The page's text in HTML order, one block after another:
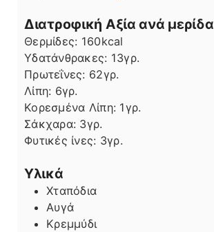
Διατροφική Αξία ανά μερίδα
Θερμίδες: 160kcal
Υδατάνθρακες: 13γρ.
Πρωτεΐνες: 62γρ.
Λίπη
Λίπη: 6γρ.
Κορεσμένα Λίπη: 1γρ.
Σάκχαρα: 3γρ.
Φυτικές ίνες: 3γρ.
Υλικά
Χταπόδια
Αυγά
Κρεμμύδι